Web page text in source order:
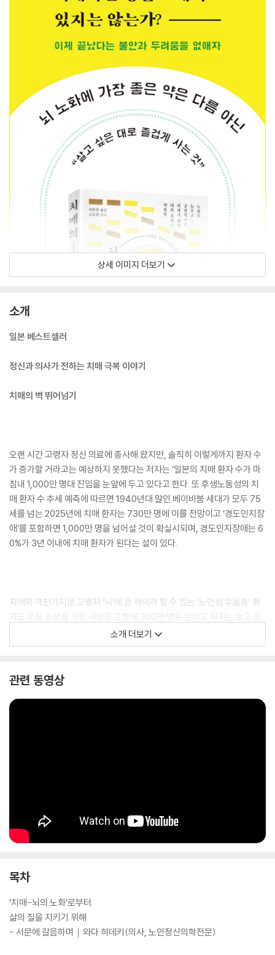
상세 이미지 더보기
소개
일본 베스트셀러
정신과 의사가 전하는 치매 극복 이야기
치매의 벽 뛰어넘기
오랜 시간 고령자 정신 의료에 종사해 왔지만, 솔직히 이렇게까지 환자 수
가 증가할 거라고는 예상하지 못했다는 저자는 ‘일본의 치매 환자 수가 마
침내 1,000만 명대 진입을 눈앞에 두고 있다고 한다. 또 후생노동성의 치
매 환자 수 추세 예측에 따르면 1940년대 말인 베이비붐 세대가 모두 75
세를 넘는 2025년에 치매 환자는 730만 명에 이를 전망이고 ‘경도인지장
애’를 포함하면 1,000만 명을 넘어설 것이 확실시되며, 경도인지장애는 6
0%가 3년 이내에 치매 환자가 된다는 설이 있다.
치매와 마찬가지로 고령자 ‘뇌’에 큰 적이라 할 수 있는 ‘노인성 우울증’ 환
자도 우울 증상을 가진 사람을 포함해 300만 명은 된다고 저자는 보고 있
다. 고령 인구가 3,640만 명(2021년 기준)이니 상당히 많은 고령자가 두
질병 중 하나 또는 둘 모두에 시달리고 있다고 하겠다. 따라서 70대 이후의
있다고 본다. 이들의 발생을 막아서 ‘뇌의 건강’을 지키는 것이 ‘80세의
게도 현대 의학으로써는 완전히 예방하거나 치료할 수는 없다. 다만 “이렇
굳이 이런 ‘병명’들을 붙이지 않아도 고령자의 뇌는 매일매일 위축되고 쇠
퇴해간다. 이렇게 나이 때문에 쇠퇴하는 것 역시 생활 습관을 개선함으로
이다. 그래서 뇌의 노화에 가장 좋은 약은 다름 아닌 ‘살고 싶은 대로 즐겁
게 사는 것’이다. 이것이 치매의 진행을 늦춰준다고 역학적으로도 확인되
고 있다. 남은 인생에 ‘오늘보다 젊은 날’은 없다. 늙었다고 아무것도 하지
않을 것이 아니라. 지금 할 수 있는 것을 계속하고 또 시작하며, 즐기는 것
이 내 수명을 연장시킨다.
소개 더보기
관련 동영상
목차
‘치매-뇌의 노화’로부터
삶의 질을 지키기 위해
- 서문에 갈음하며｜와다 히데키(의사, 노인정신의학전문)